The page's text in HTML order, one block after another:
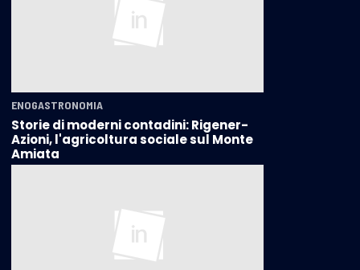
ENOGASTRONOMIA
Storie di moderni contadini: Rigener-
Azioni, l'agricoltura sociale sul Monte
Amiata